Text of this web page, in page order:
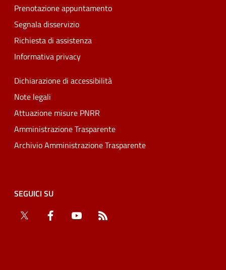
Prenotazione appuntamento
Segnala disservizio
Richiesta di assistenza
Informativa privacy
Dichiarazione di accessibilità
Note legali
Attuazione misure PNRR
Amministrazione Trasparente
Archivio Amministrazione Trasparente
SEGUICI SU
Twitter
Facebook YouTube